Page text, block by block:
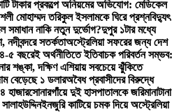
টাকার প্রকল্পে অনিয়মের অভিযোগ: মেডিকেল
মোহাম্মদ তরিকুল ইসলামকে ঘিরে প্রশ্নবিদ্যুৎ
সমাধান নাকি নতুন দুর্ভোগ?দুপুর ১টার মধ্যে
সতর্কতাঅস্ট্রেলিয়া সফরের জন্য দেশ
৫ বছরেই অর্থনীতিতে ইতিবাচক পরিবর্তন সম্ভব:
শঙ্কা, দক্ষিণ এশিয়ায় সবচেয়ে ঝুঁকিতে
বেড়েছে ১ ডলারঅবৈধ প্রবাসীদের বিরুদ্ধে
হাজারসোনারগাঁয়ে দুই হাসপাতালকে জরিমানাটানা
ইনজুরি কাটিয়ে চমক দিয়ে অস্ট্রেলিয়া